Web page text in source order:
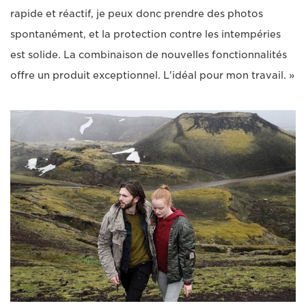
rapide et réactif, je peux donc prendre des photos
spontanément, et la protection contre les intempéries
est solide. La combinaison de nouvelles fonctionnalités
offre un produit exceptionnel. L'idéal pour mon travail. »